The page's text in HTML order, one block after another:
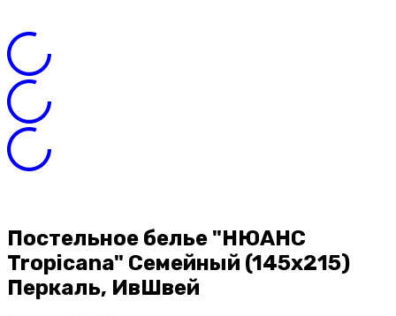
Постельное белье "НЮАНС
Tropicana" Семейный (145х215)
Перкаль, ИвШвей